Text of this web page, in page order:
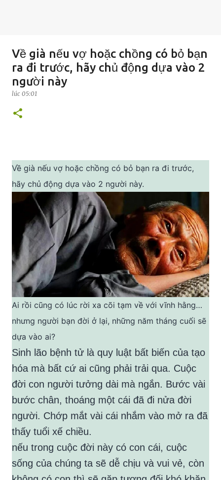
Về già nếu vợ hoặc chồng có bỏ bạn
ra đi trước, hãy chủ động dựa vào 2
người này
lúc 05:01
Về già nếu vợ hoặc chồng có bỏ bạn ra đi trước,
hãy chủ động dựa vào 2 người này.
Ai rồi cũng có lúc rời xa cõi tạm về với vĩnh hằng…
nhưng người bạn đời ở lại, những năm tháng cuối sẽ
dựa vào ai?
Sinh lão bệnh tử là quy luật bất biến của tạo
hóa mà bất cứ ai cũng phải trải qua. Cuộc
đời con người tưởng dài mà ngắn. Bước vài
bước chân, thoáng một cái đã đi nửa đời
người. Chớp mắt vài cái nhắm vào mở ra đã
thấy tuổi xế chiều.
nếu trong cuộc đời này có con cái, cuộc
sống của chúng ta sẽ dễ chịu và vui vẻ, còn